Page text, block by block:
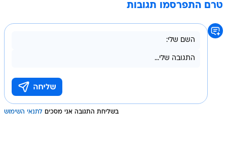
טרם התפרסמו תגובות
בשליחת התגובה אני מסכים לתנאי השימוש